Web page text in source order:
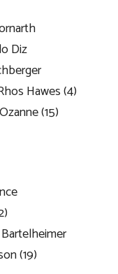
Diz
Hawes (4)
(15)
(19)